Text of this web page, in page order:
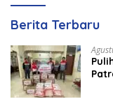
Berita Terbaru